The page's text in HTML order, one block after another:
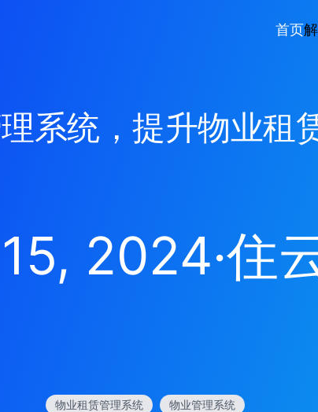
首页
系统，提升物业租
2024·住
物业租赁管理系统 物业管理系统